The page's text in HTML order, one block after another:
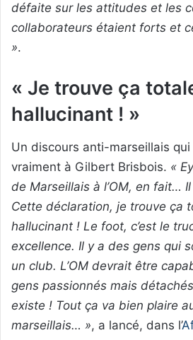
défaite sur les attitudes et les
collaborateurs étaient forts et
».
« Je trouve ça
hallucinant ! »
Un discours anti-marseillais
vraiment à Gilbert Brisbois. «
de Marseillais à l’OM, en fait…
Cette déclaration, je trouve ça
hallucinant ! Le foot, c’est le
excellence. Il y a des gens qui
un club. L’OM devrait être
gens passionnés mais
existe ! Tout ça va bien plaire
marseillais… », a lancé, dans l’